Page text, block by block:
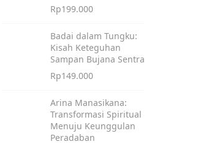
Rp199.000
Badai dalam Tungku:
Kisah Keteguhan
Sampan Bujana Sentra
Rp149.000
Arina Manasikana:
Transformasi Spiritual
Menuju Keunggulan
Peradaban